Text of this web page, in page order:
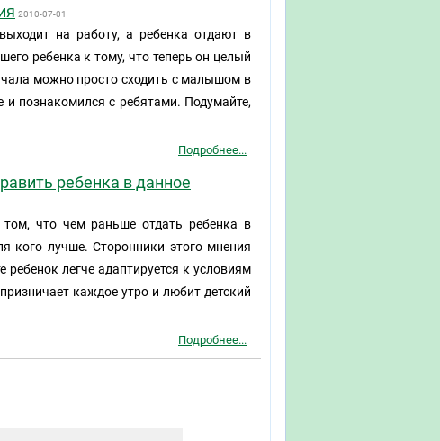
2010-07-01
на работу, а ребенка отдают в
ребенка к тому, что теперь он целый
можно просто сходить с малышом в
и познакомился с ребятами. Подумайте,
Подробнее...
ребенка в данное
что чем раньше отдать ребенка в
кого лучше. Сторонники этого мнения
легче адаптируется к условиям
каждое утро и любит детский
Подробнее...